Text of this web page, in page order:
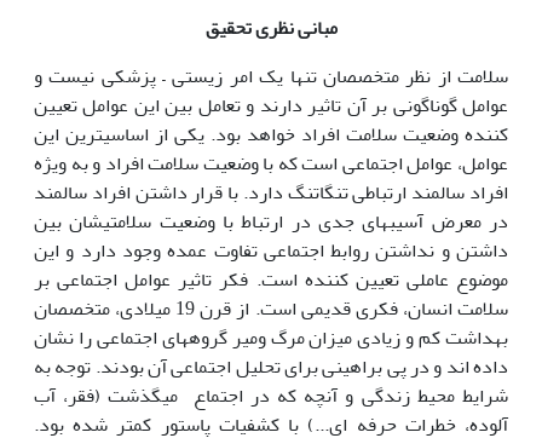
مبانی نظری تحقیق
سلامت از نظر متخصصان تنها یک امر زیستی – پزشکی نیست و
عوامل گوناگونی بر آن تاثیر دارند و تعامل بین این عوامل تعیین
کننده وضعیت سلامت افراد خواهد بود. یکی از اساسی­ترین این
عوامل، عوامل اجتماعی است که با وضعیت سلامت افراد و به ویژه
افراد سالمند ارتباطی تنگاتنگ دارد. با قرار داشتن افراد سالمند
در معرض آسیب­های جدی در ارتباط با وضعیت سلامتی­شان بین
داشتن و نداشتن روابط اجتماعی تفاوت عمده وجود دارد و این
موضوع عاملی تعیین کننده است. فکر تاثیر عوامل اجتماعی بر
سلامت انسان، فکری قدیمی است. از قرن 19 میلادی، متخصصان
بهداشت کم و زیادی میزان مرگ­ و­میر گروه­های اجتماعی را نشان
داده اند و در پی براهینی برای تحلیل اجتماعی آن بودند. توجه به
شرایط محیط زندگی و آن­چه که در اجتماع می­گذشت (فقر، آب
آلوده، خطرات حرفه ای...) با کشفیات پاستور کم­تر شده بود.